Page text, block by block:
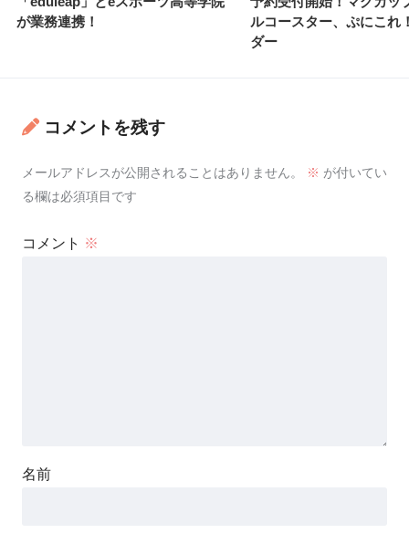
が業務連携！
ルコースター、ぷにこれ
ダー
コメントを残す
メールアドレスが公開されることはありません。 ※ が付いてい
る欄は必須項目です
コメント ※
名前